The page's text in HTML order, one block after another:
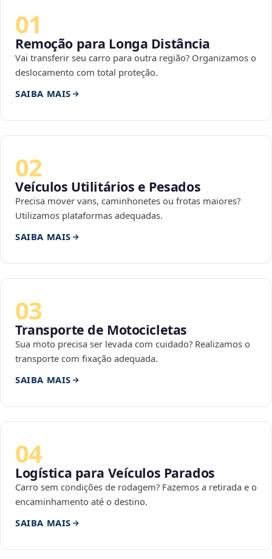
01
Remoção para Longa Distância
Vai transferir seu carro para outra região? Organizamos o
deslocamento com total proteção.
SAIBA MAIS
02
Veículos Utilitários e Pesados
Precisa mover vans, caminhonetes ou frotas maiores?
Utilizamos plataformas adequadas.
SAIBA MAIS
03
Transporte de Motocicletas
Sua moto precisa ser levada com cuidado? Realizamos o
transporte com fixação adequada.
SAIBA MAIS
04
Logística para Veículos Parados
Carro sem condições de rodagem? Fazemos a retirada e o
encaminhamento até o destino.
SAIBA MAIS